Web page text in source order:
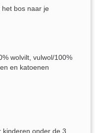
het bos naar je
wolvilt, vulwol/100%
en katoenen
kinderen onder de 3